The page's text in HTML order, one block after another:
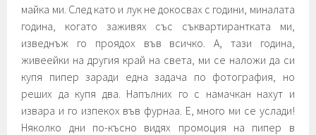
майка ми. След като и лук не докосвах с години, миналата
година, когато заживях със съквартирантката ми,
изведнъж го проядох във всичко. А, тази година,
живеейки на другия край на света, ми се наложи да си
купя пипер заради една задача по фотография, но
реших да купя два. Напълних го с намачкан нахут и
извара и го изпекох във фурнаа. Е, много ми се услади!
Няколко дни по-късно видях промоция на пипер в